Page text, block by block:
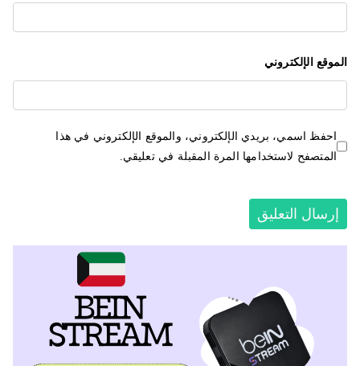
الموقع الإلكتروني
احفظ اسمي، بريدي الإلكتروني، والموقع الإلكتروني في هذا
المتصفح لاستخدامها المرة المقبلة في تعليقي.